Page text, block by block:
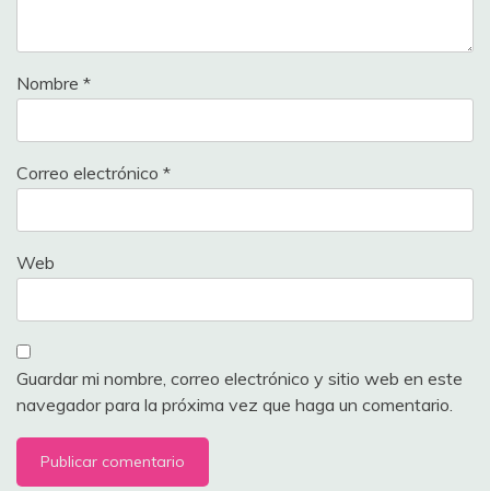
Nombre *
Correo electrónico *
Web
Guardar mi nombre, correo electrónico y sitio web en este
navegador para la próxima vez que haga un comentario.